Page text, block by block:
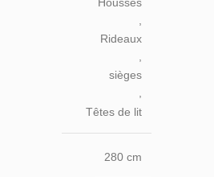
Rideaux
sièges
,
Têtes de lit
280 cm